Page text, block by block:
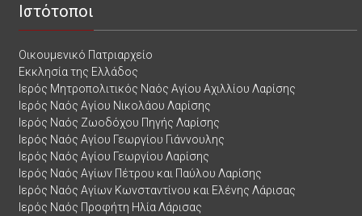
Ιστότοποι
Οικουμενικό Πατριαρχείο
Εκκλησία της Ελλάδος
Ιερός Μητροπολιτικός Ναός Αγίου Αχιλλίου Λαρίσης
Ιερός Ναός Αγίου Νικολάου Λαρίσης
Ιερός Ναός Ζωοδόχου Πηγής Λαρίσης
Ιερός Ναός Αγίου Γεωργίου Γιάννουλης
Ιερός Ναός Αγίου Γεωργίου Λαρίσης
Ιερός Ναός Αγίων Πέτρου και Παύλου Λαρίσης
Ιερός Ναός Αγίων Κωνσταντίνου και Ελένης Λάρισας
Ιερός Ναός Προφήτη Ηλία Λάρισας